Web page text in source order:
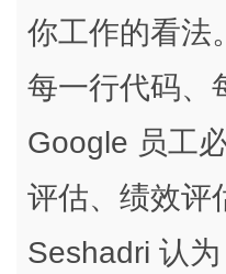
你工作的看法
每一行代码、
Google 员工
评估、绩效评
Seshadri 认